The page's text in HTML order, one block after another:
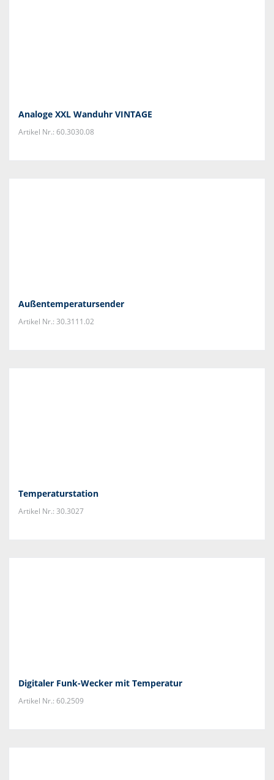
Analoge XXL Wanduhr VINTAGE
Artikel Nr.: 60.3030.08
Außentemperatursender
Artikel Nr.: 30.3111.02
Temperaturstation
Artikel Nr.: 30.3027
Digitaler Funk-Wecker mit Temperatur
Artikel Nr.: 60.2509